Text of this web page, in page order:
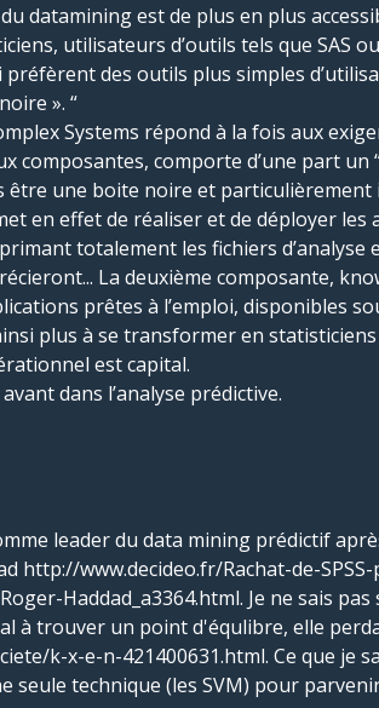
datamining est de plus en plus
utilisateurs d’outils tels que SAS ou
des outils plus simples
». “
Systems répond à la fois aux
composantes, comporte d’une part un
être une boite noire et particulièrement
en effet de réaliser et de déployer les
totalement les fichiers d’analyse
La deuxième composante,
prêtes à l’emploi, disponibles
plus à se transformer en
est capital.
dans l’analyse prédictive.
leader du data mining prédictif
http://www.decideo.fr/Rachat-de-
Haddad_a3364.html. Je ne sais pas
à trouver un point d'équlibre, elle
k-x-e-n-421400631.html. Ce que je
seule technique (les SVM) pour